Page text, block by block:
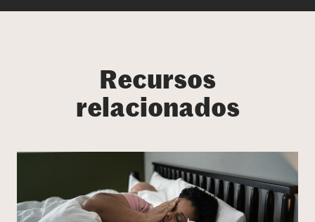
Recursos
relacionados